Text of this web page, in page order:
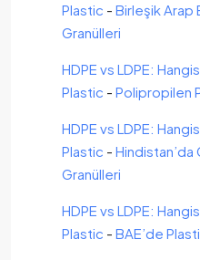
Plastic - Birleşik Arap
Granülleri
HDPE vs LDPE:
Plastic - Polipropilen
HDPE vs LDPE:
Plastic - Hindistan’da
Granülleri
HDPE vs LDPE:
Plastic - BAE’de